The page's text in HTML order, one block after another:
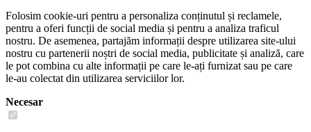
Folosim cookie-uri pentru a personaliza conținutul și reclamele,
pentru a oferi funcții de social media și pentru a analiza traficul
nostru. De asemenea, partajăm informații despre utilizarea site-ului
nostru cu partenerii noștri de social media, publicitate și analiză, care
le pot combina cu alte informații pe care le-ați furnizat sau pe care
le-au colectat din utilizarea serviciilor lor.
Necesar